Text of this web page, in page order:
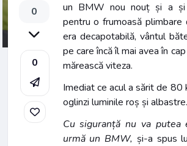
0
0
un BMW nou nouț și a
pentru o frumoasă plimbare
era decapotabilă, vântul
pe care încă îl mai avea în
mărească viteza.
Imediat ce acul a sărit de 80
oglinzi luminile roș și albastre.
Cu siguranță nu va putea
urmă un BMW, și-a spus